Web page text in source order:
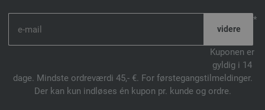
*
Kuponen er
gyldig i 14
dage. Mindste ordreværdi 45,- €. For førstegangstilmeldinger.
Der kan kun indløses én kupon pr. kunde og ordre.